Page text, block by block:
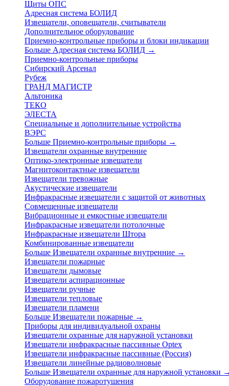
Щиты ОПС
Адресная система БОЛИД
Извещатели, оповещатели, считыватели
Дополнительное оборудование
Приемно-контрольные приборы и блоки индикации
Больше Адресная система БОЛИД →
Приемно-контрольные приборы
Сибирский Арсенал
Рубеж
ГРАНД МАГИСТР
Альтоника
ТЕКО
ЭЛЕСТА
Специальные и дополнительные устройства
ВЭРС
Больше Приемно-контрольные приборы →
Извещатели охранные внутренние
Оптико-электронные извещатели
Магнитоконтактные извещатели
Извещатели тревожные
Акустические извещатели
Инфракрасные извещатели с защитой от животных
Совмещенные извещатели
Вибрационные и емкостные извещатели
Инфракрасные извещатели потолочные
Инфракрасные извещатели Штора
Комбинированные извещатели
Больше Извещатели охранные внутренние →
Извещатели пожарные
Извещатели дымовые
Извещатели аспирационные
Извещатели ручные
Извещатели тепловые
Извещатели пламени
Больше Извещатели пожарные →
Приборы для индивидуальной охраны
Извещатели охранные для наружной установки
Извещатели инфракрасные пассивные Optex
Извещатели инфракрасные пассивные (Россия)
Извещатели линейные радиоволновые
Больше Извещатели охранные для наружной установки →
Оборудование пожаротушения